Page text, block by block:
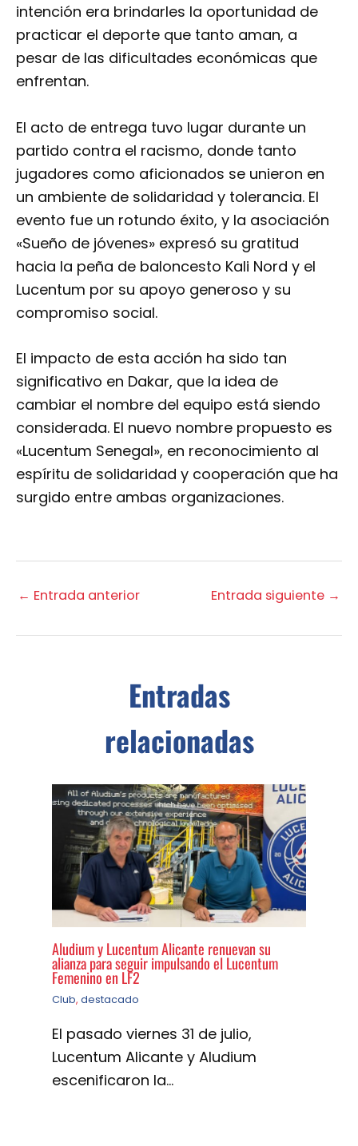
intención era brindarles la oportunidad de
practicar el deporte que tanto aman, a
pesar de las dificultades económicas que
enfrentan.
El acto de entrega tuvo lugar durante un
partido contra el racismo, donde tanto
jugadores como aficionados se unieron en
un ambiente de solidaridad y tolerancia. El
evento fue un rotundo éxito, y la asociación
«Sueño de jóvenes» expresó su gratitud
hacia la peña de baloncesto Kali Nord y el
Lucentum por su apoyo generoso y su
compromiso social.
El impacto de esta acción ha sido tan
significativo en Dakar, que la idea de
cambiar el nombre del equipo está siendo
considerada. El nuevo nombre propuesto es
«Lucentum Senegal», en reconocimiento al
espíritu de solidaridad y cooperación que ha
surgido entre ambas organizaciones.
← Entrada anterior Entrada siguiente →
Entradas
relacionadas
Aludium y Lucentum Alicante renuevan su
alianza para seguir impulsando el Lucentum
Femenino en LF2
Club, destacado
El pasado viernes 31 de julio,
Lucentum Alicante y Aludium
escenificaron la…